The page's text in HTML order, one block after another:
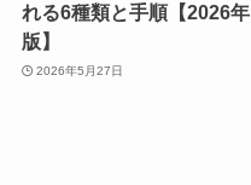
れる6種類と手順【2026年
版】
2026年5月27日